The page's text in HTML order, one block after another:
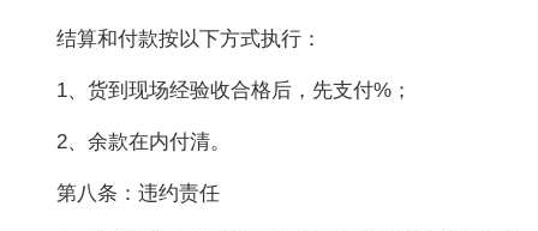
结算和付款按以下方式执行：
1、货到现场经验收合格后，先支付%；
2、余款在内付清。
第八条：违约责任